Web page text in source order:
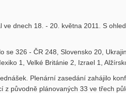
dnech 18. - 20. května 2011. S
se 326 - ČR 248, Slovensko 20,
1, Velké Británie 2, Izrael 1,
Plenární zasedání zahájilo
z původně plánovaných 33 ve třech